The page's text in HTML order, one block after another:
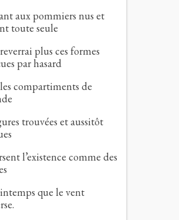
aux pommiers nus et
toute seule
plus ces formes
par hasard
compartiments de
trouvées et aussitôt
l’existence comme des
que le vent